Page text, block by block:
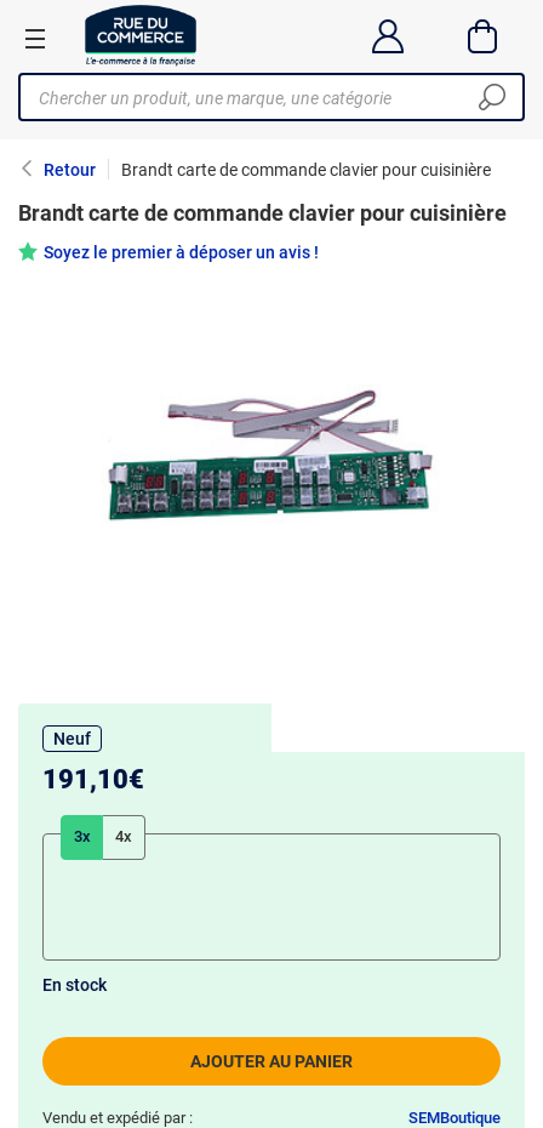
Retour Brandt carte de commande clavier pour cuisinière
Brandt carte de commande clavier pour cuisinière
Soyez le premier à déposer un avis !
Neuf
191,10€
3x 4x
AJOUTER AU PANIER
En stock
Vendu et expédié par : SEMBoutique